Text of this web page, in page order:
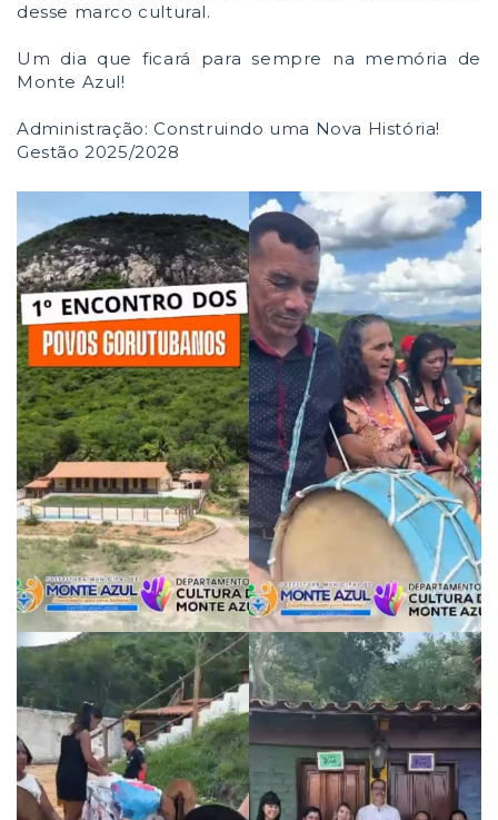
desse marco cultural.
Um dia que ficará para sempre na memória de
Monte Azul!
Administração: Construindo uma Nova História!
Gestão 2025/2028